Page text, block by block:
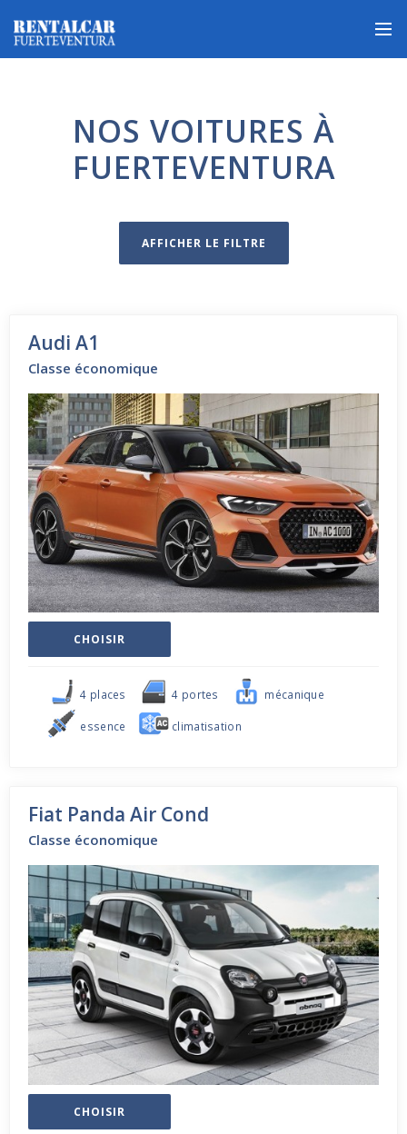
NOS VOITURES À
FUERTEVENTURA
AFFICHER LE FILTRE
Audi A1
Classe économique
CHOISIR
4 places 4 portes mécanique
essence climatisation
Fiat Panda Air Cond
Classe économique
CHOISIR